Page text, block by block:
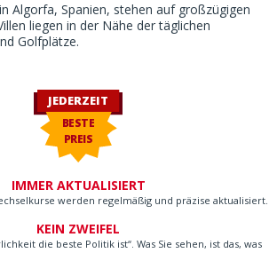
Algorfa, Spanien, stehen auf großzügigen
liegen in der Nähe der täglichen
Golfplätze.
JEDERZEIT
BESTE
PREIS
IMMER AKTUALISIERT
werden regelmäßig und präzise aktualisiert.
KEIN ZWEIFEL
die beste Politik ist“. Was Sie sehen, ist das, was